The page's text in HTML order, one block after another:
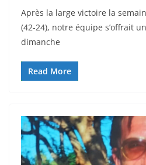
Après la large victoire la
(42-24), notre équipe s’offrait
dimanche
Read More